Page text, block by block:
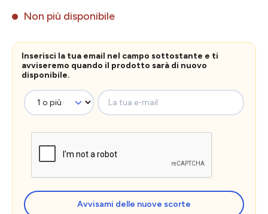
Non più disponibile
Inserisci la tua email nel campo sottostante e ti
avviseremo quando il prodotto sarà di nuovo
disponibile.
La tua e-mail
Avvisami delle nuove scorte